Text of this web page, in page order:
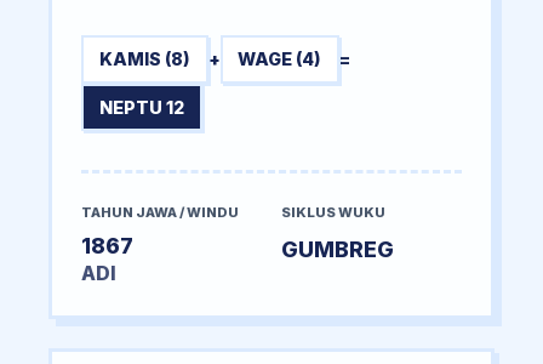
KAMIS (8) + WAGE (4) =
NEPTU 12
TAHUN JAWA / WINDU
1867
ADI
SIKLUS WUKU
GUMBREG